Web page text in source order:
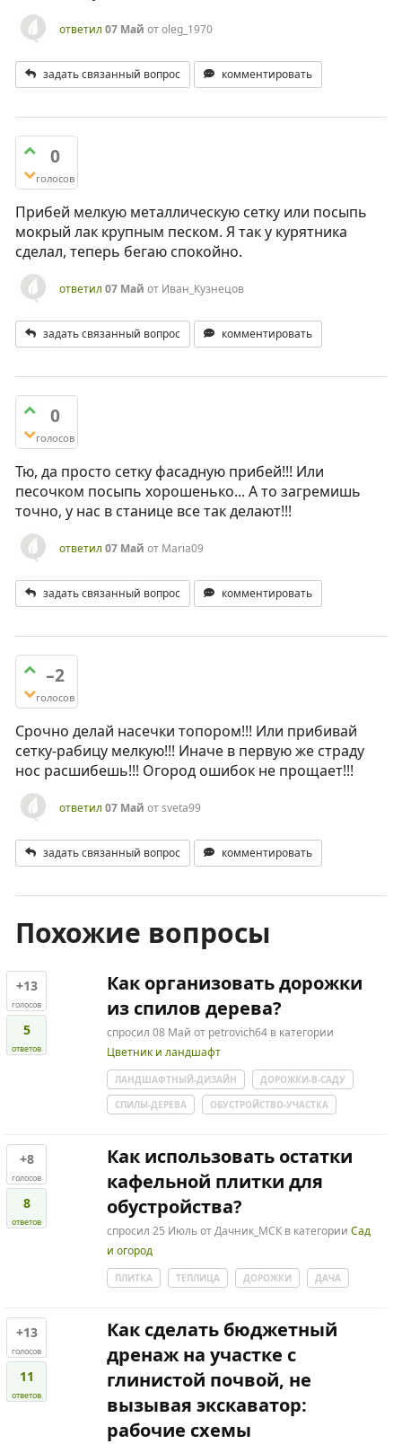
ответил 07 Май отoleg_1970
задать связанный вопрос комментировать
0
голосов
Прибей мелкую металлическую сетку или посыпь
мокрый лак крупным песком. Я так у курятника
сделал, теперь бегаю спокойно.
ответил 07 Май от Иван_Кузнецов
задать связанный вопрос комментировать
0
голосов
Тю, да просто сетку фасадную прибей!!! Или
песочком посыпь хорошенько... А то загремишь
точно, у нас в станице все так делают!!!
ответил 07 Май от Maria09
задать связанный вопрос комментировать
–2
голосов
Срочно делай насечки топором!!! Или прибивай
сетку-рабицу мелкую!!! Иначе в первую же страду
нос расшибешь!!! Огород ошибок не прощает!!!
ответил 07 Май отsveta99
задать связанный вопрос комментировать
Похожие вопросы
+13
голосов
5
ответов
Как организовать дорожки
из спилов дерева?
спросил 08 Май от petrovich64 в категории
Цветник и ландшафт
ЛАНДШАФТНЫЙ-ДИЗАЙН
ДОРОЖКИ-В-САДУ
СПИЛЫ-ДЕРЕВА
ОБУСТРОЙСТВО-УЧАСТКА
+8
голосов
8
ответов
Как использовать остатки
кафельной плитки для
обустройства?
спросил 25 Июль отДачник_МСК в категории Сад
и огород
ПЛИТКА ТЕПЛИЦА ДОРОЖКИ ДАЧА
+13
голосов
11
ответов
Как сделать бюджетный
дренаж на участке с
глинистой почвой, не
вызывая экскаватор:
рабочие схемы